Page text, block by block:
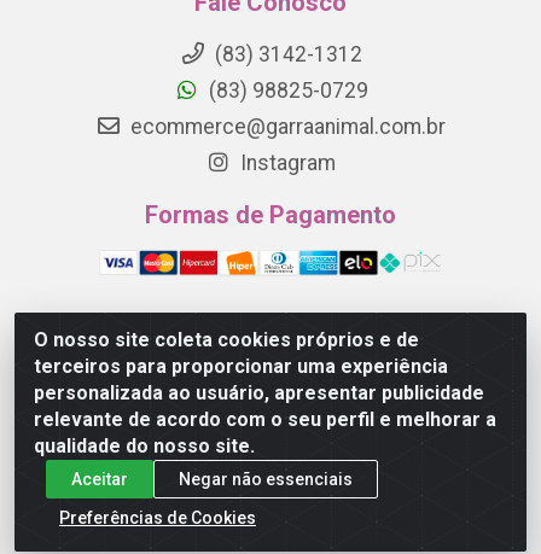
O nosso site coleta cookies próprios e de
terceiros para proporcionar uma experiência
personalizada ao usuário, apresentar publicidade
relevante de acordo com o seu perfil e melhorar a
qualidade do nosso site.
Aceitar
Negar não essenciais
Preferências de Cookies
(83) 3142-1312
(83) 98825-0729
ecommerce@garraanimal.com.br
Instagram
Formas de Pagamento
Garra Animal - Rua Quinze de Novembro, 1120 - Jardim
Continental - Campina Grande/PB - CEP 58.403-290 -
CNPJ 21.445.041/0001-61